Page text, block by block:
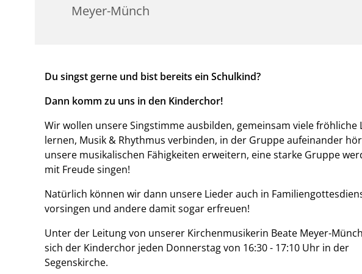
Meyer-Münch
Du singst gerne und bist bereits ein Schulkind?
Dann komm zu uns in den Kinderchor!
Wir wollen unsere Singstimme ausbilden, gemeinsam viele fröhliche
lernen, Musik & Rhythmus verbinden, in der Gruppe aufeinander
unsere musikalischen Fähigkeiten erweitern, eine starke Gruppe
mit Freude singen!
Natürlich können wir dann unsere Lieder auch in
vorsingen und andere damit sogar erfreuen!
Unter der Leitung von unserer Kirchenmusikerin Beate Meyer-
sich der Kinderchor jeden Donnerstag von 16:30 - 17:10 Uhr in der
Segenskirche.